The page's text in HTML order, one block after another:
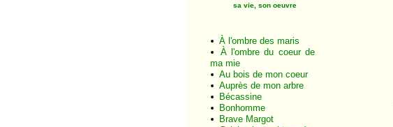
sa vie, son oeuvre
À l'ombre des maris
À l'ombre du coeur de
ma mie
Au bois de mon coeur
Auprès de mon arbre
Bécassine
Bonhomme
Brave Margot